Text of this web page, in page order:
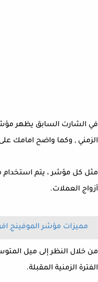
الزمني , وكما واضح امامك
مثل كل مؤشر ، يتم استخدام
أزواج العملات.
مميزات مؤشر الموفينج
من خلال النظر إلى ميل
الفترة الزمنية المقبلة.